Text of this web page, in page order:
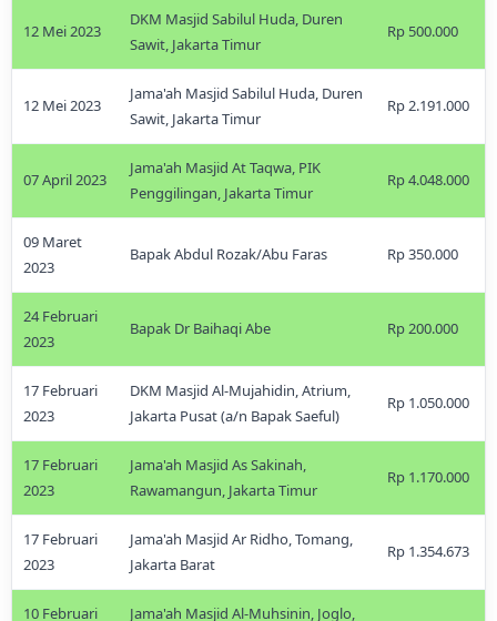
12 Mei 2023
DKM Masjid Sabilul Huda, Duren
Sawit, Jakarta Timur
Rp 500.000
12 Mei 2023
Jama'ah Masjid Sabilul Huda, Duren
Sawit, Jakarta Timur
Rp 2.191.000
07 April 2023
Jama'ah Masjid At Taqwa, PIK
Penggilingan, Jakarta Timur
Rp 4.048.000
09 Maret
2023
Bapak Abdul Rozak/Abu Faras Rp 350.000
24 Februari
2023
Bapak Dr Baihaqi Abe Rp 200.000
17 Februari
2023
DKM Masjid Al-Mujahidin, Atrium,
Jakarta Pusat (a/n Bapak Saeful)
Rp 1.050.000
17 Februari
2023
Jama'ah Masjid As Sakinah,
Rawamangun, Jakarta Timur
Rp 1.170.000
17 Februari
2023
Jama'ah Masjid Ar Ridho, Tomang,
Jakarta Barat
Rp 1.354.673
10 Februari Jama'ah Masjid Al-Muhsinin, Joglo,